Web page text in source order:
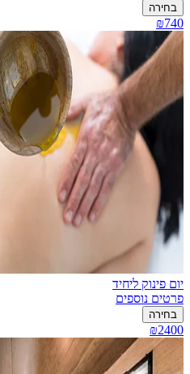
בחירה
₪740
יום פינוק ליחיד
פרטים נוספים
בחירה
₪2400